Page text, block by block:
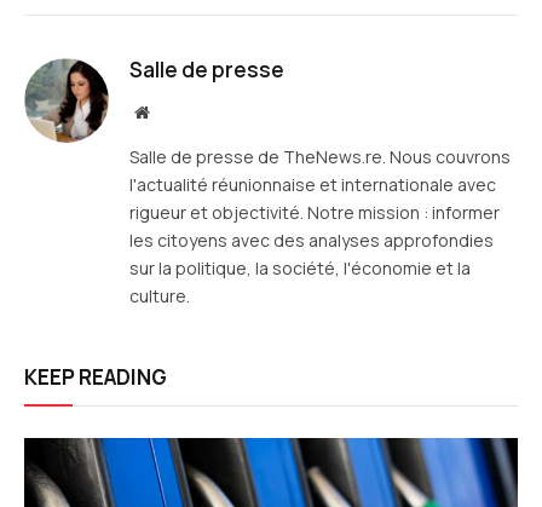
Salle de presse
Site
Salle de presse de TheNews.re. Nous couvrons
l'actualité réunionnaise et internationale avec
rigueur et objectivité. Notre mission : informer
les citoyens avec des analyses approfondies
sur la politique, la société, l'économie et la
culture.
KEEP READING